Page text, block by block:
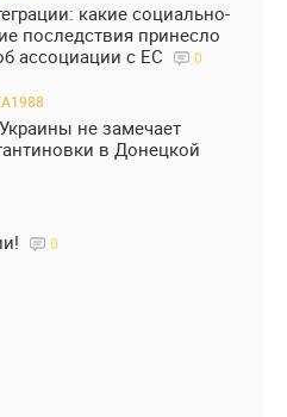
какие социально-
последствия принесло
ассоциации с ЕС
0
не замечает
в Донецкой
0